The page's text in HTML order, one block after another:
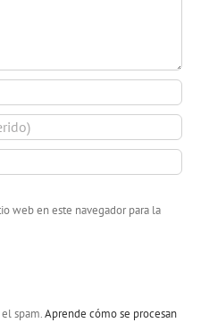
web en este navegador para la
spam.Aprende cómo se procesan